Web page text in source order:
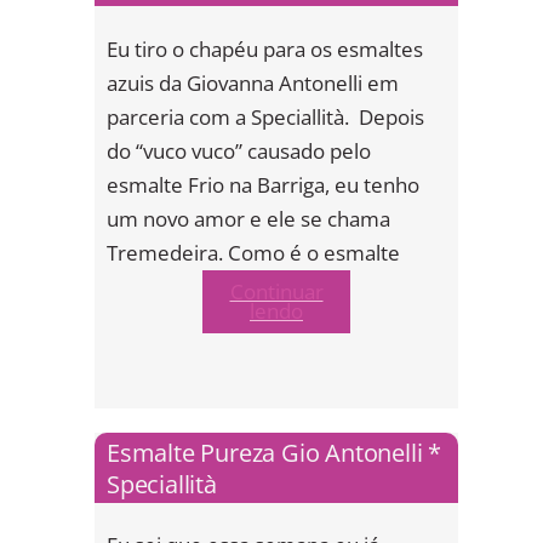
Eu tiro o chapéu para os esmaltes
azuis da Giovanna Antonelli em
parceria com a Speciallità. Depois
do “vuco vuco” causado pelo
esmalte Frio na Barriga, eu tenho
um novo amor e ele se chama
Tremedeira. Como é o esmalte
lendo
Esmalte Pureza Gio Antonelli *
Speciallità